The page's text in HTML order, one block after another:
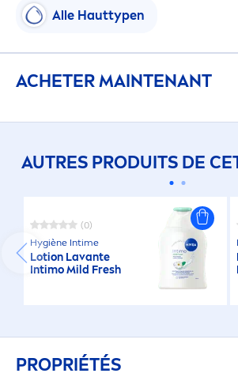
Alle Hauttypen
ACHETER MAINTENANT
AUTRES PRODUITS DE
(0)
Hygiène Intime
Lotion Lavante
Intimo Mild Fresh
PROPRIÉTÉS